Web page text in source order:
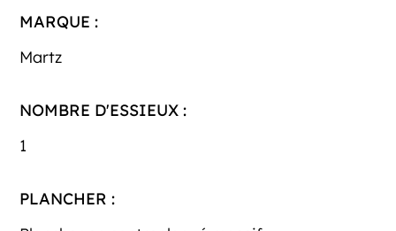
MARQUE :
Martz
NOMBRE D'ESSIEUX :
1
PLANCHER :